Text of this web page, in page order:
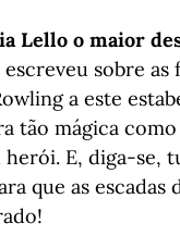
Lello o maior
sobre as
a este
tão mágica
herói. E, diga-se,
que as escadas